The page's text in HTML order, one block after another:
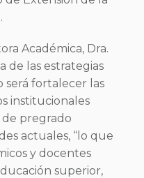
Académica, Dra.
de las estrategias
será fortalecer las
institucionales
pregrado
actuales, “lo que
y docentes
superior,